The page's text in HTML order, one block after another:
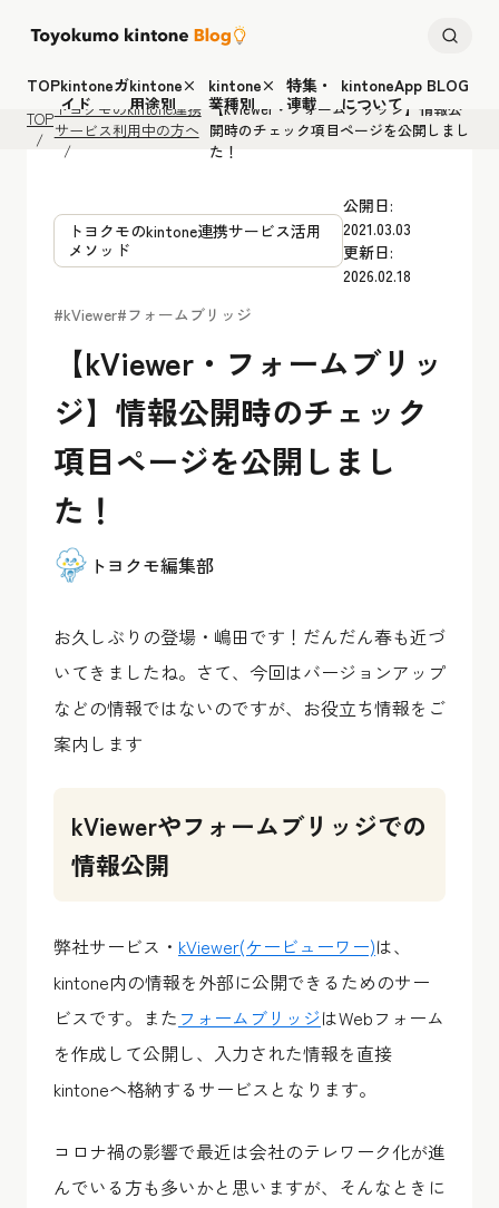
TOPkintoneガ
イド
kintone×
用途別
kintone×
業種別
特集・
連載
kintoneApp BLOG
について
TOP トヨクモのkintone連携
サービス利用中の方へ
【kViewer・フォームブリッジ】情報公
開時のチェック項目ページを公開しまし
た！
トヨクモのkintone連携サービス活用
メソッド
公開日:
2021.03.03
更新日:
2026.02.18
#kViewer#フォームブリッジ
【kViewer・フォームブリッ
ジ】情報公開時のチェック
項目ページを公開しまし
た！
トヨクモ編集部
お久しぶりの登場・嶋田です！だんだん春も近づ
いてきましたね。さて、今回はバージョンアップ
などの情報ではないのですが、お役立ち情報をご
案内します
kViewerやフォームブリッジでの
情報公開
弊社サービス・ kViewer(ケービューワー)は、
kintone内の情報を外部に公開できるためのサー
ビスです。また フォームブリッジはWebフォーム
を作成して公開し、入力された情報を直接
kintoneへ格納するサービスとなります。
コロナ禍の影響で最近は会社のテレワーク化が進
んでいる方も多いかと思いますが、そんなときに